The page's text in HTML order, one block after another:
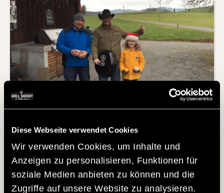
Diese Webseite verwendet Cookies
Wir verwenden Cookies, um Inhalte und
Anzeigen zu personalisieren, Funktionen für
soziale Medien anbieten zu können und die
Zugriffe auf unsere Website zu analysieren.
Der Sieger ist erkoren
Der Sieger ist erkoren!!! Viele Freunde und Bekannte
wurden von euch zum Voten mobilisiert. Es war ein